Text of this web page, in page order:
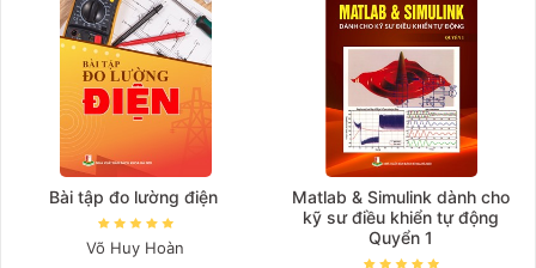
Bài tập đo lường điện
Võ Huy Hoàn
Matlab & Simulink dành cho
kỹ sư điều khiển tự động
Quyển 1